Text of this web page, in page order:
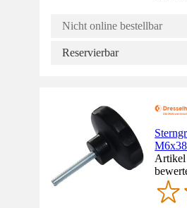
Nicht online bestellbar
Reservierbar
Artikel